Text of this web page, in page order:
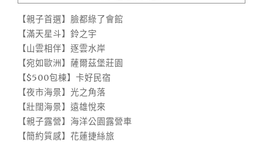
【親子首選】臉都綠了會館
【滿天星斗】鈴之宇
【山雲相伴】逐雲水岸
【宛如歐洲】薩爾茲堡莊園
【$500包棟】卡好民宿
【夜市海景】光之角落
【壯闊海景】遠雄悅來
【親子露營】海洋公園露營車
【簡約質感】花蓮捷絲旅